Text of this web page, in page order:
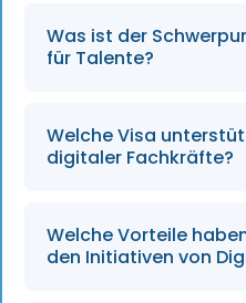
Was ist der
für Talente?
Behebung des
Schulungen und
Welche Visa
digitaler Fachkräfte?
Unternehmer-/
Visa und vereinfachte
Welche Vorteile
den Initiativen von